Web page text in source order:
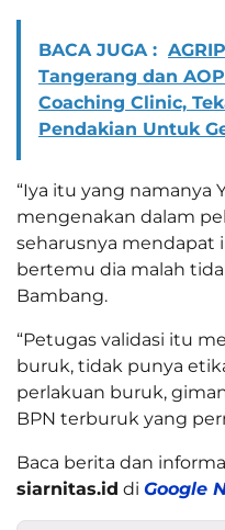
BACA JUGA :
Tangerang dan
Coaching Clinic,
Pendakian Untuk
“Iya itu yang namanya
mengenakan dalam
seharusnya mendapat
bertemu dia malah
Bambang.
“Petugas validasi itu
buruk, tidak punya
perlakuan buruk,
BPN terburuk yang
Baca berita dan
siarnitas.id di Google